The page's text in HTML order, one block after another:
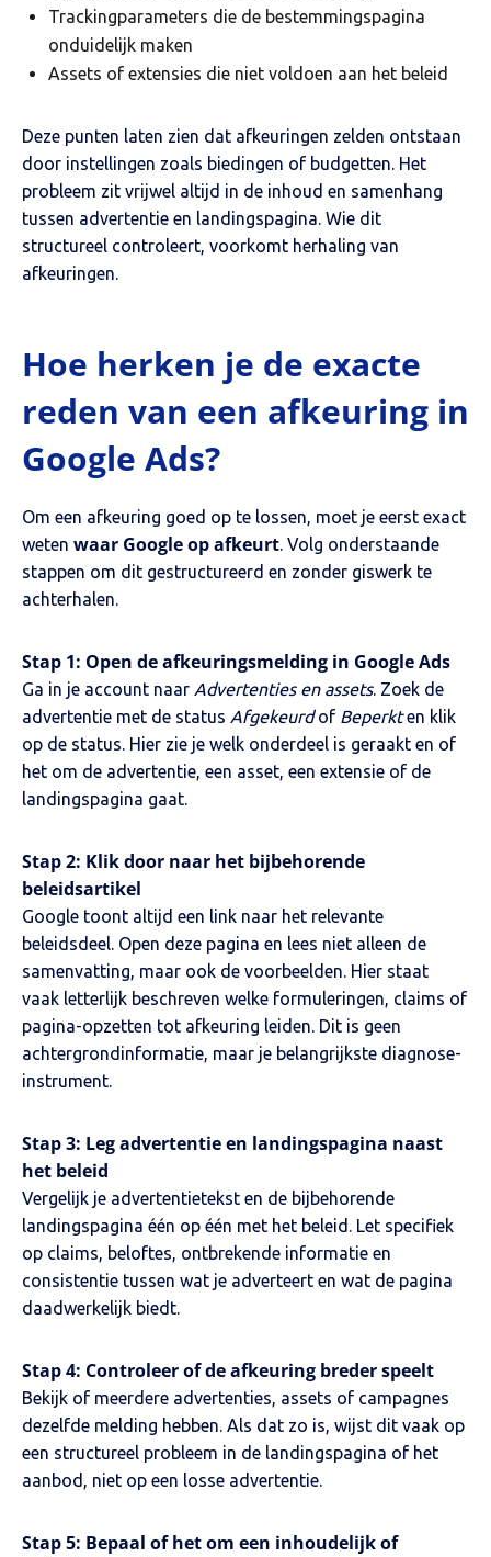
Trackingparameters die de bestemmingspagina
onduidelijk maken
Assets of extensies die niet voldoen aan het beleid
Deze punten laten zien dat afkeuringen zelden ontstaan
door instellingen zoals biedingen of budgetten. Het
probleem zit vrijwel altijd in de inhoud en samenhang
tussen advertentie en landingspagina. Wie dit
structureel controleert, voorkomt herhaling van
afkeuringen.
Hoe herken je de exacte
reden van een afkeuring in
Google Ads?
Om een afkeuring goed op te lossen, moet je eerst exact
weten waar Google op afkeurt. Volg onderstaande
stappen om dit gestructureerd en zonder giswerk te
achterhalen.
Stap 1: Open de afkeuringsmelding in Google Ads
Ga in je account naar Advertenties en assets. Zoek de
advertentie met de status Afgekeurdof Beperkten klik
op de status. Hier zie je welk onderdeel is geraakt en of
het om de advertentie, een asset, een extensie of de
landingspagina gaat.
Stap 2: Klik door naar het bijbehorende
beleidsartikel
Google toont altijd een link naar het relevante
beleidsdeel. Open deze pagina en lees niet alleen de
samenvatting, maar ook de voorbeelden. Hier staat
vaak letterlijk beschreven welke formuleringen, claims of
pagina-opzetten tot afkeuring leiden. Dit is geen
achtergrondinformatie, maar je belangrijkste diagnose-
instrument.
Stap 3: Leg advertentie en landingspagina naast
het beleid
Vergelijk je advertentietekst en de bijbehorende
landingspagina één op één met het beleid. Let specifiek
op claims, beloftes, ontbrekende informatie en
consistentie tussen wat je adverteert en wat de pagina
daadwerkelijk biedt.
Stap 4: Controleer of de afkeuring breder speelt
Bekijk of meerdere advertenties, assets of campagnes
dezelfde melding hebben. Als dat zo is, wijst dit vaak op
een structureel probleem in de landingspagina of het
aanbod, niet op een losse advertentie.
Stap 5: Bepaal of het om een inhoudelijk of